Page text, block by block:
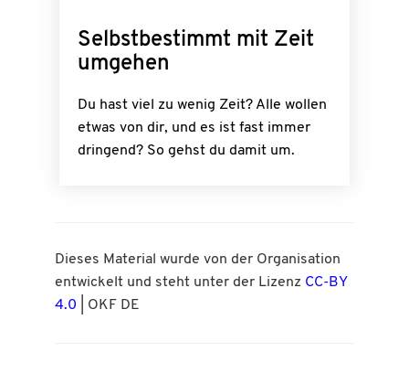
Selbstbestimmt mit Zeit
umgehen
Du hast viel zu wenig Zeit? Alle wollen
etwas von dir, und es ist fast immer
dringend? So gehst du damit um.
Dieses Material wurde von der Organisation
entwickelt und steht unter der Lizenz CC-BY
4.0
| OKF DE